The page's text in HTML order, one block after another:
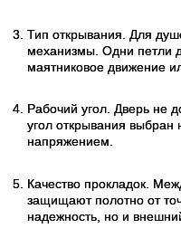
Тип открывания. Для
механизмы. Одни петли
маятниковое движение
Рабочий угол. Дверь не
угол открывания выбран
напряжением.
Качество прокладок.
защищают полотно от
надежность, но и